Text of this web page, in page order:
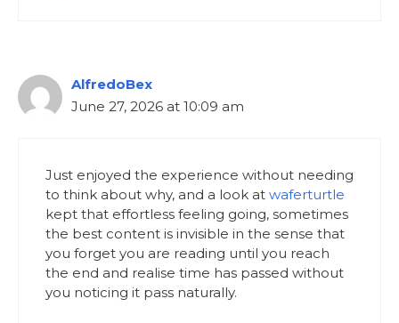
AlfredoBex
June 27, 2026 at 10:09 am
Just enjoyed the experience without needing
to think about why, and a look at waferturtle
kept that effortless feeling going, sometimes
the best content is invisible in the sense that
you forget you are reading until you reach
the end and realise time has passed without
you noticing it pass naturally.